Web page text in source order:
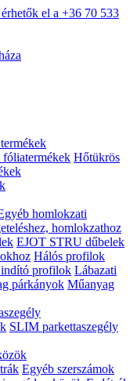
el a +36 70 533
fóliatermékek Hőtükrös
homlokzati
homlokzathoz
EJOT STRU dűbelek
Hálós profilok
profilok Lábazati
párkányok Műanyag
SLIM parkettaszegély
Egyéb szerszámok